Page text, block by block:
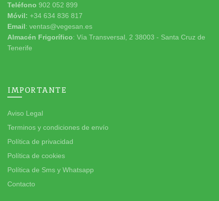
Teléfono 902 052 899
Móvil: +34 634 836 817
Email: ventas@vegesan.es
Almacén Frigorífico: Vía Transversal, 2 38003 - Santa Cruz de
Tenerife
IMPORTANTE
Aviso Legal
Terminos y condiciones de envío
Política de privacidad
Política de cookies
Política de Sms y Whatsapp
Contacto